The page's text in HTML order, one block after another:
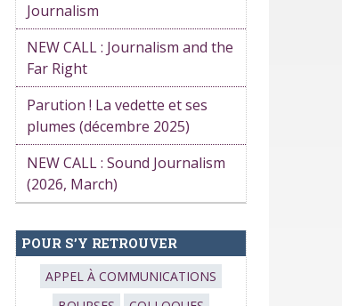
Journalism
NEW CALL : Journalism and the
Far Right
Parution ! La vedette et ses
plumes (décembre 2025)
NEW CALL : Sound Journalism
(2026, March)
POUR S’Y RETROUVER
APPEL À COMMUNICATIONS